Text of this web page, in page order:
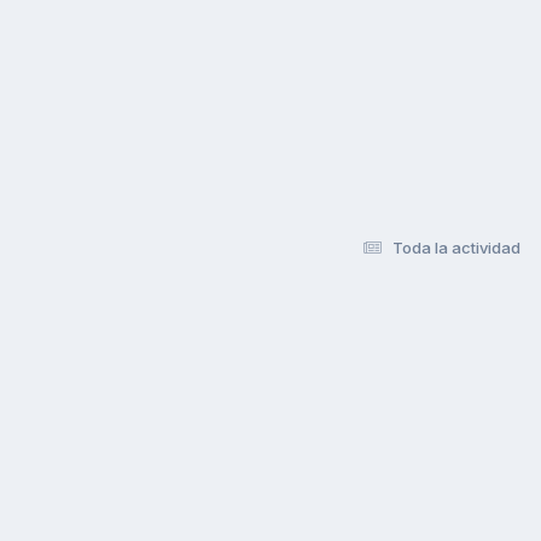
Toda la actividad